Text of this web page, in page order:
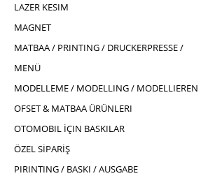
LAZER KESIM
MAGNET
MATBAA / PRINTING / DRUCKERPRESSE /
MENÜ
MODELLEME / MODELLING / MODELLIEREN
OFSET & MATBAA ÜRÜNLERI
OTOMOBIL İÇIN BASKILAR
ÖZEL SİPARİŞ
PIRINTING / BASKI / AUSGABE